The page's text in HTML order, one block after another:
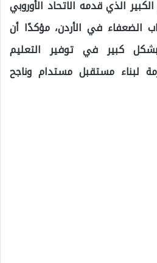
الذي قدمه الاتحاد الأوروبي
الضعفاء في الأردن، مؤكدًا أن
كبير في توفير التعليم
لبناء مستقبل مستدام وناجح